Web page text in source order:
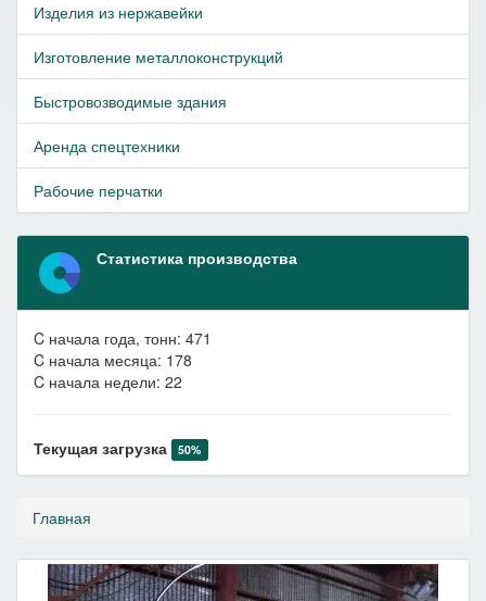
Изделия из нержавейки
Изготовление металлоконструкций
Быстровозводимые здания
Аренда спецтехники
Рабочие перчатки
Статистика производства
C начала года, тонн: 471
C начала месяца: 178
C начала недели: 22
Текущая загрузка 50%
Главная